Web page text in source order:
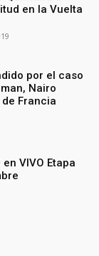
en la Vuelta
por el caso
Nairo
Francia
VIVO Etapa